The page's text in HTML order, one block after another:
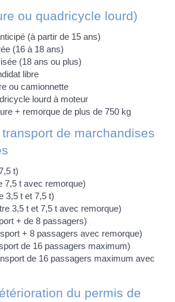
ou quadricycle lourd)
(à partir de 15 ans)
(16 à 18 ans)
(18 ans ou plus)
libre
ou camionnette
lourd à moteur
+ remorque de plus de 750 kg
de marchandises
t)
7,5 t avec remorque)
3,5 t et 7,5 t)
3,5 t et 7,5 t avec remorque)
+ de 8 passagers)
+ 8 passagers avec remorque)
de 16 passagers maximum)
de 16 passagers maximum avec
du permis de